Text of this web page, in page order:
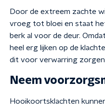
Door de extreem zachte
vroeg tot bloei en staat
berk al voor de deur.
heel erg lijken op de
dit voor verwarring
Neem
Hooikoortsklachten